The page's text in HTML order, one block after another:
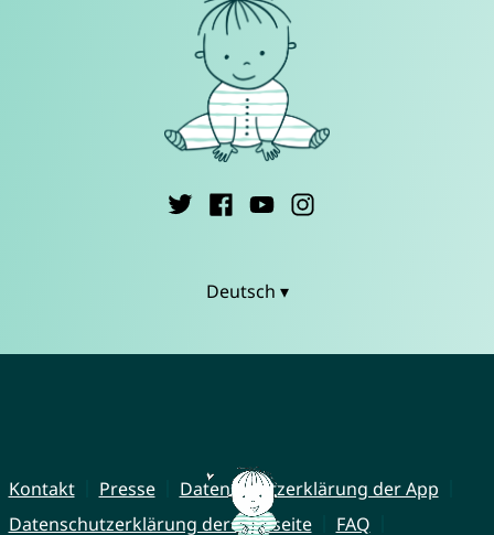
Deutsch ▾
Kontakt Presse
Datenschutzerklärung der App
Datenschutzerklärung der Webseite
FAQ